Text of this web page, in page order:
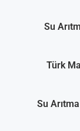
Su
Türk
Su